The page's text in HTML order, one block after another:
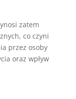
zatem
co czyni
przez osoby
oraz wpływ